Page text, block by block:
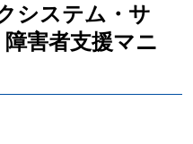
システム・サ
害者支援マニ